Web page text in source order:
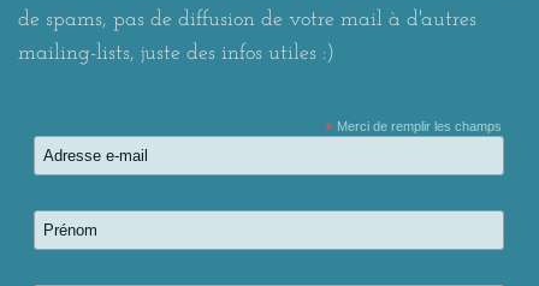
de spams, pas de diffusion de votre mail à d'autres
mailing-lists, juste des infos utiles :)
*Merci de remplir les champs